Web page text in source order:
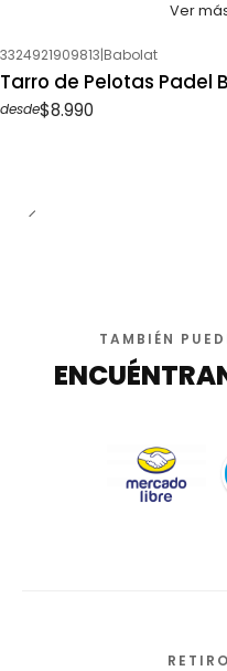
Ver
3324921909813|Babolat
Tarro de Pelotas Padel
desde$8.990
TAMBIÉN